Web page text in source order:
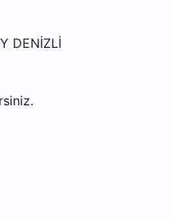
DENİZLİ